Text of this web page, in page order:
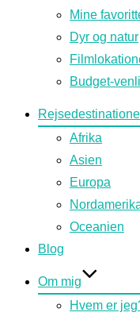
Mine
Dyr og natur
Budget-
Afrika
Asien
Europa
Oceanien
Blog
Om mig
Hvem er